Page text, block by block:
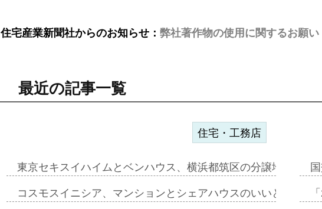
住宅産業新聞社からのお知らせ： 弊社著作物の使用に関するお願い
最近の記事一覧
住宅・工務店
東京セキスイハイムとベンハウス、横浜都筑区の分譲地開発で
コスモスイニシア、マンションとシェアハウスのいいとこどり